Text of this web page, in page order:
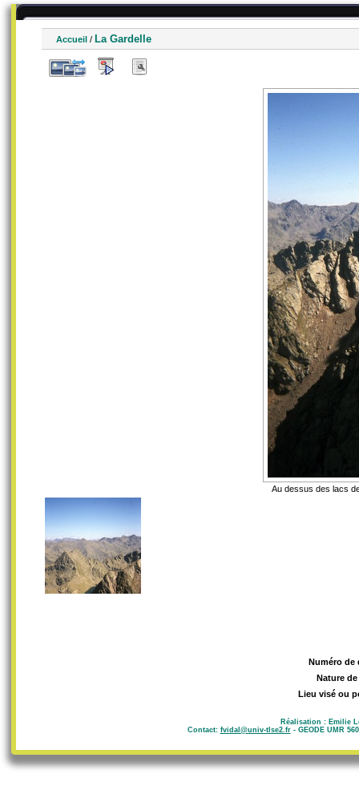
Accueil / La Gardelle
Au dessus des lacs
Numéro de
Nature
Lieu visé ou
Réalisation : Emilie
Contact: fvidal@univ-tlse2.fr- GEODE UMR